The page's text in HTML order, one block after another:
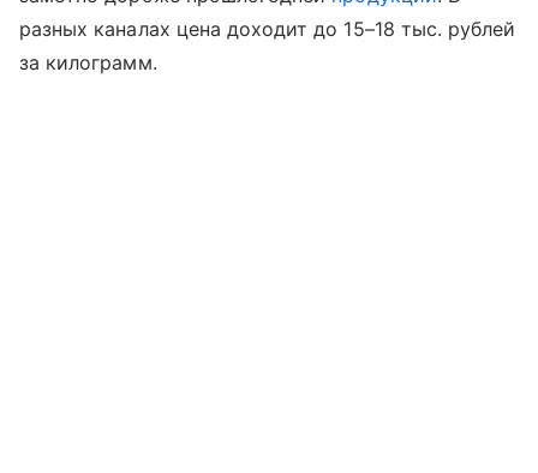
разных каналах цена доходит до 15–18 тыс. рублей
за килограмм.